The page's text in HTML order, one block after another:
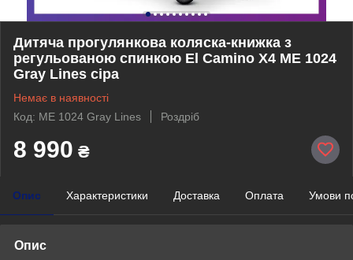
Дитяча прогулянкова коляска-книжка з
регульованою спинкою El Camino X4 ME 1024
Gray Lines сіра
Немає в наявності
Код: ME 1024 Gray Lines
Роздріб
8 990 ₴
Опис Характеристики Доставка Оплата Умови
Опис